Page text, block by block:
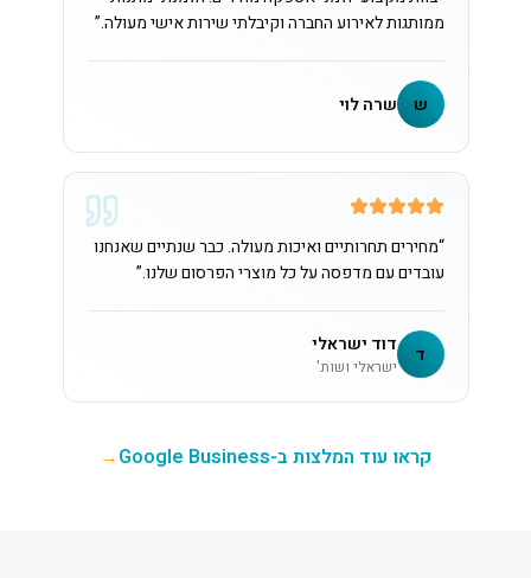
ממותגות לאירוע החברה וקיבלתי שירות אישי מעולה.”
ש שרה לוי
“מחירים תחרותיים ואיכות מעולה. כבר שנתיים שאנחנו
עובדים עם מדפסה על כל מוצרי הפרסום שלנו.”
ד דוד ישראלי
ישראלי ושות'
קראו עוד המלצות ב-Google Business →